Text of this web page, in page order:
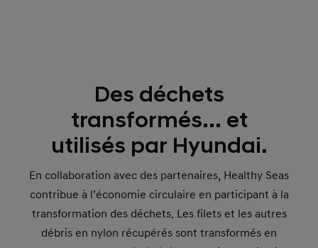
Des déchets
transformés... et
utilisés par Hyundai.
En collaboration avec des partenaires, Healthy Seas
contribue à l’économie circulaire en participant à la
transformation des déchets. Les filets et les autres
débris en nylon récupérés sont transformés en